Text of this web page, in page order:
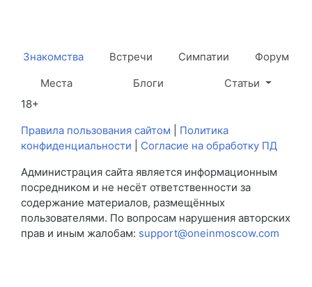
Знакомства Встречи Симпатии
Форум
Места
Блоги
Статьи
18+
Правила пользования сайтом
Политика
конфиденциальности
Согласие на обработку ПД
Администрация сайта является информационным
посредником и не несёт ответственности за
содержание материалов, размещённых
пользователями. По вопросам нарушения авторских
прав и иным жалобам: support@oneinmoscow.com